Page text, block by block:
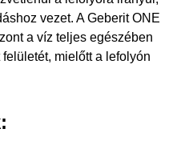
vezet. A Geberit ONE
a víz teljes egészében
mielőtt a lefolyón